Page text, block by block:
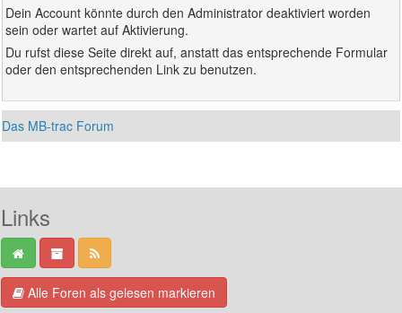
Dein Account könnte durch den Administrator deaktiviert worden
sein oder wartet auf Aktivierung.
Du rufst diese Seite direkt auf, anstatt das entsprechende Formular
oder den entsprechenden Link zu benutzen.
Das MB-trac Forum
Links
Alle Foren als gelesen markieren